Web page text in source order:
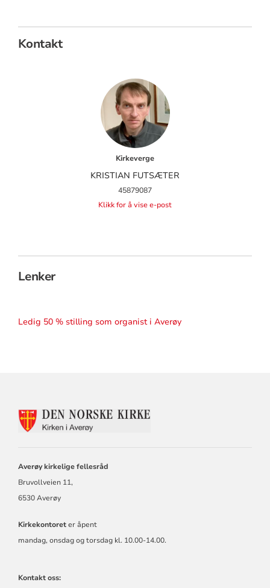
Kontakt
Kirkeverge
KRISTIAN FUTSÆTER
45879087
Klikk for å vise e-post
Lenker
Ledig 50 % stilling som organist i Averøy
KONTAKTINFORMASJON
Averøy kirkelige fellesråd
Bruvollveien 11,
6530 Averøy
Kirkekontoreter åpent
mandag, onsdag og torsdag kl. 10.00-14.00.
Kontakt oss: